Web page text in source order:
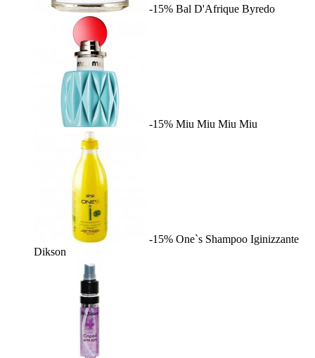
-15% Bal D'Afrique Byredo
-15% Miu Miu Miu Miu
-15% One`s Shampoo Iginizzante
Dikson